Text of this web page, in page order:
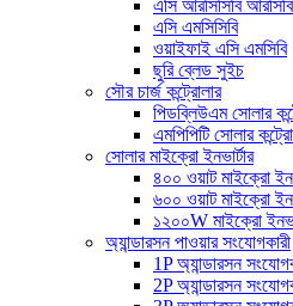
এসি আরসিসিবি
এসি এমসিসিবি
ওয়াইফাই এসি এমসিবি
ছুরি ব্লেড সুইচ
সৌর চার্জ কন্ট্রোলার
পিডব্লিউএম সোলার
এমপিপিটি সোলার
সোলার মাইক্রো ইনভার্টার
৪০০ ওয়াট মাইক্রো
৬০০ ওয়াট মাইক্রো
১২০০W মাইক্রো
অ্যান্ডারসন পাওয়ার সংযোগকারী
1P অ্যান্ডারসন
2P অ্যান্ডারসন